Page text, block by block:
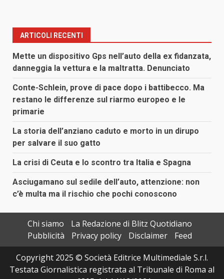
ARTICOLI RECENTI
Mette un dispositivo Gps nell’auto della ex fidanzata,
danneggia la vettura e la maltratta. Denunciato
Conte-Schlein, prove di pace dopo i battibecco. Ma
restano le differenze sul riarmo europeo e le
primarie
La storia dell’anziano caduto e morto in un dirupo
per salvare il suo gatto
La crisi di Ceuta e lo scontro tra Italia e Spagna
Asciugamano sul sedile dell’auto, attenzione: non
c’è multa ma il rischio che pochi conoscono
Chi siamo
La Redazione di Blitz Quotidiano
Pubblicità
Privacy policy Disclaimer
Feed
Copyright 2025 © Società Editrice Multimediale S.r.l.
Testata Giornalistica registrata al Tribunale di Roma al